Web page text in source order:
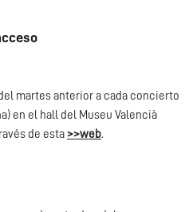
martes anterior a cada concierto
en el hall del Museu Valencià
de esta >>web.